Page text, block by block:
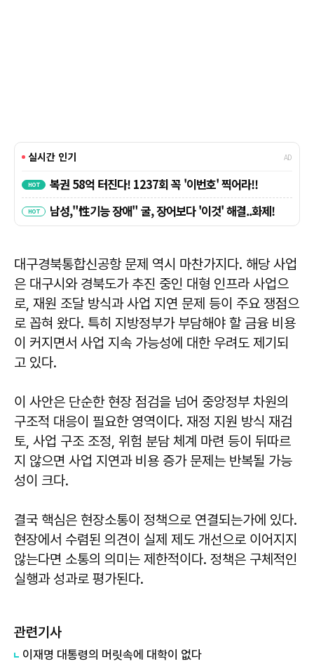
대구경북통합신공항 문제 역시 마찬가지다. 해당 사업
은 대구시와 경북도가 추진 중인 대형 인프라 사업으
로, 재원 조달 방식과 사업 지연 문제 등이 주요 쟁점으
로 꼽혀 왔다. 특히 지방정부가 부담해야 할 금융 비용
이 커지면서 사업 지속 가능성에 대한 우려도 제기되
고 있다.
이 사안은 단순한 현장 점검을 넘어 중앙정부 차원의
구조적 대응이 필요한 영역이다. 재정 지원 방식 재검
토, 사업 구조 조정, 위험 분담 체계 마련 등이 뒤따르
지 않으면 사업 지연과 비용 증가 문제는 반복될 가능
성이 크다.
결국 핵심은 현장소통이 정책으로 연결되는가에 있다.
현장에서 수렴된 의견이 실제 제도 개선으로 이어지지
않는다면 소통의 의미는 제한적이다. 정책은 구체적인
실행과 성과로 평가된다.
관련기사
이재명 대통령의 머릿속에 대학이 없다